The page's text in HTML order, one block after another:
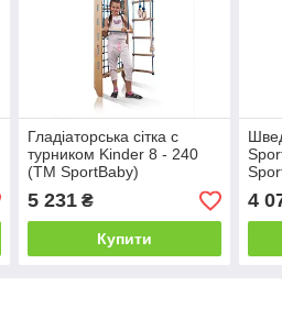
Гладіаторська сітка c
турником Kinder 8 - 240
(ТМ SportBaby)
5 231₴
Купити
4